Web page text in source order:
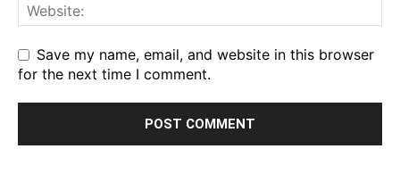
Save my name, email, and website in this browser
for the next time I comment.